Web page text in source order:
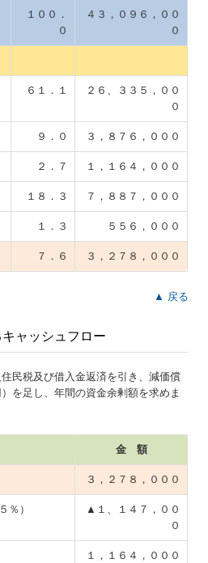
１００．
０
４３，０９６，００
０
６１．１
２６、３３５，００
０
９．０ ３，８７６，０００
２．７ １，１６４，０００
１８．３ ７，８８７，０００
１．３ ５５６，０００
７．６ ３，２７８，０００
▲ 戻る
ャッシュフロー
民税及び借入金返済を引き、減価償
を足し、年間の資金余剰額を求めま
金 額
３，２７８，０００
％）
▲１、１４７，００
０
１，１６４，０００